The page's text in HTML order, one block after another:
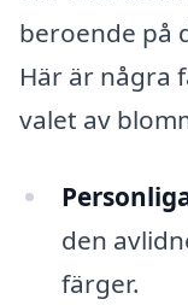
beroende på
Här är några
valet av
den
färger.